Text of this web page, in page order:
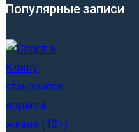
Популярные записи